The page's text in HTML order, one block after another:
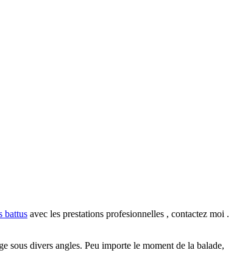
battus avec les prestations profesionnelles , contactez moi .
sous divers angles. Peu importe le moment de la balade,